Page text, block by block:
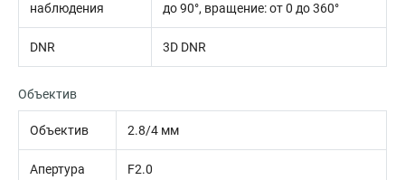
наблюдения
до 90°, вращение: от 0 до 360°
DNR 3D DNR
Объектив
Объектив 2.8/4 мм
Апертура F2.0